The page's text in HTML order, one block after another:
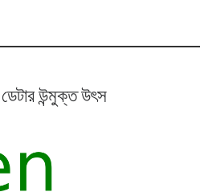
উন্মুক্ত উৎস